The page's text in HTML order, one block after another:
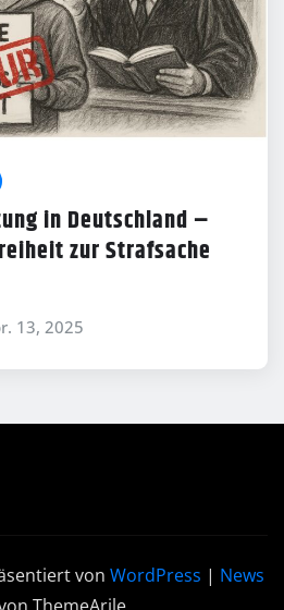
in Deutschland –
zur Strafsache
13, 2025
von WordPress | News